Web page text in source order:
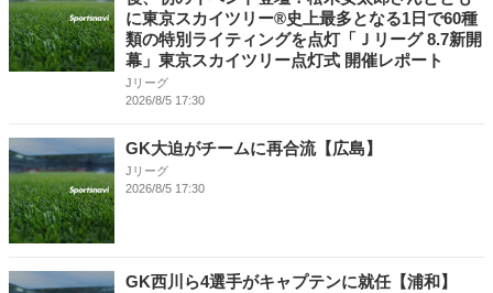
に東京スカイツリー®史上最多となる1日で60種
類の特別ライティングを点灯「Ｊリーグ 8.7新開
幕」東京スカイツリー点灯式 開催レポート
Jリーグ
2026/8/5 17:30
GK大迫がチームに再合流【広島】
Jリーグ
2026/8/5 17:30
GK西川ら4選手がキャプテンに就任【浦和】